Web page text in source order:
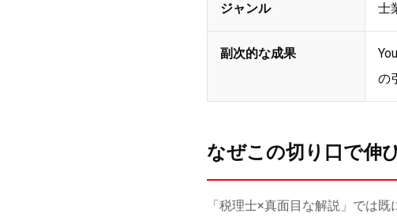
ジャンル 士
副次的な成果
の
なぜこの切り口で伸
「税理士×真面目な解説」では